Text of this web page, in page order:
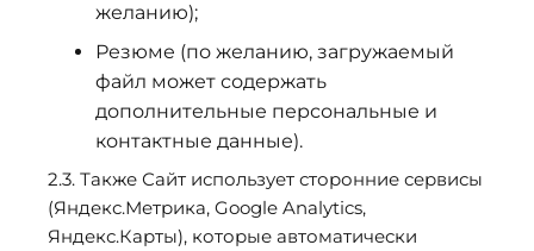
желанию);
Резюме (по желанию, загружаемый
файл может содержать
дополнительные персональные и
контактные данные).
2.3. Также Сайт использует сторонние сервисы
(Яндекс.Метрика, Google Analytics,
Яндекс.Карты), которые автоматически